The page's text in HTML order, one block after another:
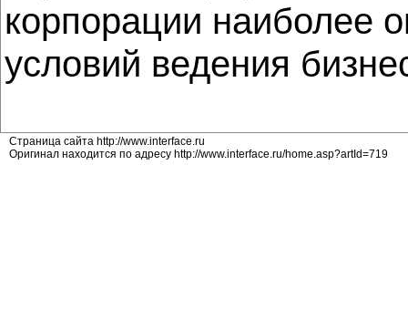
корпорации наиболее
условий ведения
Страница сайта http://www.interface.ru
Оригинал находится по адресу http://www.interface.ru/home.asp?artId=719